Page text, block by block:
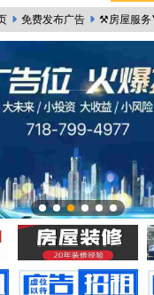
免费发布广告 ⚒️房屋服务